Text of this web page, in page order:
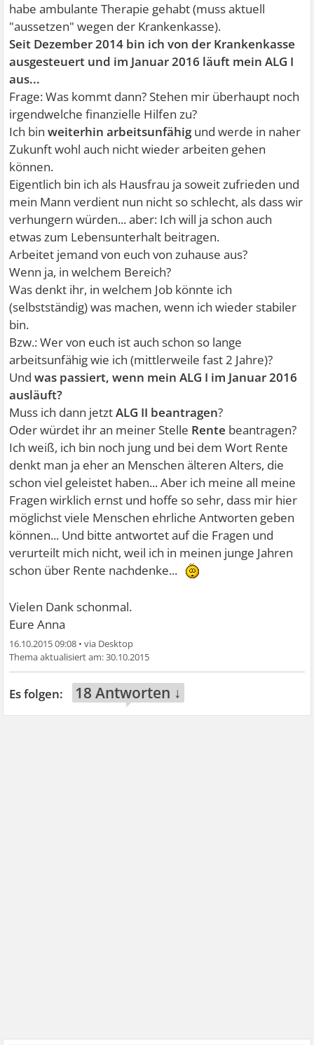
habe ambulante Therapie gehabt (muss aktuell
"aussetzen" wegen der Krankenkasse).
Seit Dezember 2014 bin ich von der Krankenkasse
ausgesteuert und im Januar 2016 läuft mein ALG I
aus...
Frage: Was kommt dann? Stehen mir überhaupt noch
irgendwelche finanzielle Hilfen zu?
Ich binweiterhin arbeitsunfähigund werde in naher
Zukunft wohl auch nicht wieder arbeiten gehen
können.
Eigentlich bin ich als Hausfrau ja soweit zufrieden und
mein Mann verdient nun nicht so schlecht, als dass wir
verhungern würden... aber: Ich will ja schon auch
etwas zum Lebensunterhalt beitragen.
Arbeitet jemand von euch von zuhause aus?
Wenn ja, in welchem Bereich?
Was denkt ihr, in welchem Job könnte ich
(selbstständig) was machen, wenn ich wieder stabiler
bin.
Bzw.: Wer von euch ist auch schon so lange
arbeitsunfähig wie ich (mittlerweile fast 2 Jahre)?
Undwas passiert, wenn mein ALG I im Januar 2016
ausläuft?
Muss ich dann jetztALG II beantragen?
Oder würdet ihr an meiner Stelle Rente beantragen?
Ich weiß, ich bin noch jung und bei dem Wort Rente
denkt man ja eher an Menschen älteren Alters, die
schon viel geleistet haben... Aber ich meine all meine
Fragen wirklich ernst und hoffe so sehr, dass mir hier
möglichst viele Menschen ehrliche Antworten geben
können... Und bitte antwortet auf die Fragen und
verurteilt mich nicht, weil ich in meinen junge Jahren
schon über Rente nachdenke...
Vielen Dank schonmal.
Eure Anna
16.10.2015 09:08 •
30.10.2015
18 Antworten ↓